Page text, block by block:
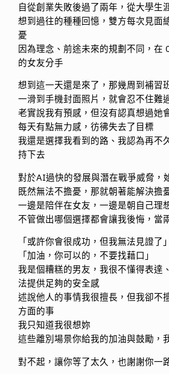
自從創業失敗後過了兩年，從大學生
想到過往的種種回憶，雙方每次見面
憂
因為理念、前途未來的規劃不同，在
的女友分手
想到這一天還是來了，那幾周到補習
一滑到手機封面照片，就會忍不住難
老實說我有預感，但沒有認真想過她
每天有點無力感，彷彿失去了目標
我還是選擇我看到的路、我認為再不
持下去
對於AI過快的發展與潛在戰爭威脅，
既然無法不擔憂，那就朝著能解決擔
一邊是陪伴在女友，一邊是朝自己理
不管做出哪個選擇都會讓我後悔，當
「或許你會很成功，但我無法見證了」
「加油，你可以的，不要找藉口」
我是個糟糕的男友，我很不懂得表達
法提供足夠的安全感
述說他人的事情我很擅長，但我卻不
方面的事
我只知道我很想妳
這些離別場景你給我的加油與鼓勵，
對不起，讓你等了太久，也謝謝你一